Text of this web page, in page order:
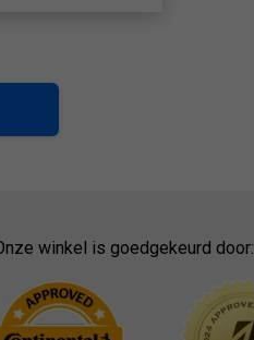
winkel is goedgekeurd door: